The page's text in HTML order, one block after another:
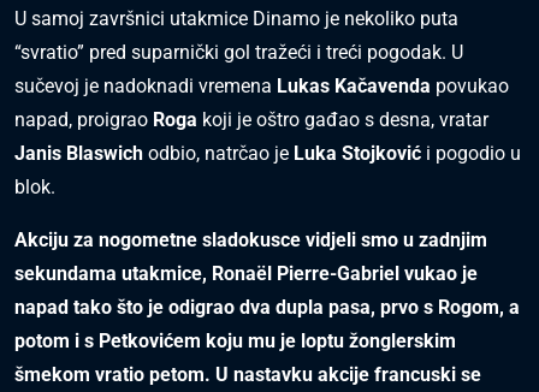
U samoj završnici utakmice Dinamo je nekoliko puta
“svratio” pred suparnički gol tražeći i treći pogodak. U
sučevoj je nadoknadi vremena Lukas Kačavenda povukao
napad, proigrao Roga koji je oštro gađao s desna, vratar
Janis Blaswich odbio, natrčao je Luka Stojković i pogodio u
blok.
Akciju za nogometne sladokusce vidjeli smo u zadnjim
sekundama utakmice, Ronaël Pierre-Gabriel vukao je
napad tako što je odigrao dva dupla pasa, prvo s Rogom, a
potom i s Petkovićem koju mu je loptu žonglerskim
šmekom vratio petom. U nastavku akcije francuski se